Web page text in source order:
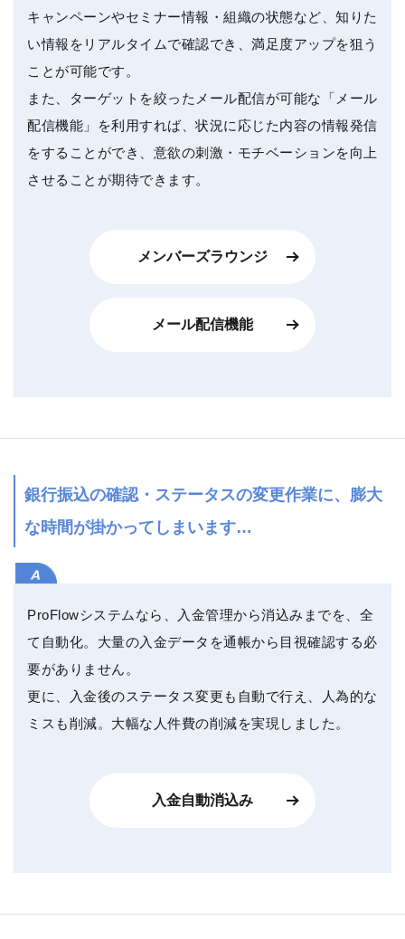
キャンペーンやセミナー情報・組織の状態など、知りた
い情報をリアルタイムで確認でき、満足度アップを狙う
ことが可能です。
また、ターゲットを絞ったメール配信が可能な「メール
配信機能」を利用すれば、状況に応じた内容の情報発信
をすることができ、意欲の刺激・モチベーションを向上
させることが期待できます。
メンバーズラウンジ
メール配信機能
銀行振込の確認・ステータスの変更作業に、膨大
な時間が掛かってしまいます…
ProFlowシステムなら、入金管理から消込みまでを、全
て自動化。大量の入金データを通帳から目視確認する必
要がありません。
更に、入金後のステータス変更も自動で行え、人為的な
ミスも削減。大幅な人件費の削減を実現しました。
入金自動消込み